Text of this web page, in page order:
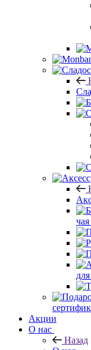
Акции
О нас
Назад